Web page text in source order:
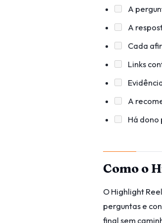
A
A
Cada
Links
A
Há dono
Como o
O Highlight
perguntas e
final sem